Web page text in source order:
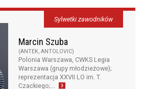
Marcin Szuba
(ANTEK, ANTOLOVIC)
Polonia Warszawa, CWKS Legia
Warszawa (grupy młodzieżowe);
reprezentacja XXVII LO im. T.
Czackiego;...
Sylwetki zawodników